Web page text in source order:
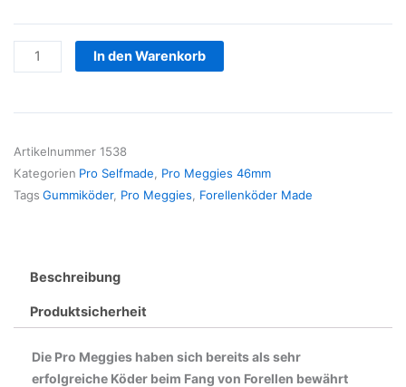
Menge
In den Warenkorb
Artikelnummer 1538
Kategorien Pro Selfmade
Pro Meggies 46mm
Tags Gummiköder, Pro Meggies Forellenköder Made
Beschreibung
Produktsicherheit
Die Pro Meggies haben sich bereits als sehr
erfolgreiche Köder beim Fang von Forellen bewährt